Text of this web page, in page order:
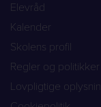
Elevråd
Kalender
Skolens profil
Regler og politikker
Lovpligtige